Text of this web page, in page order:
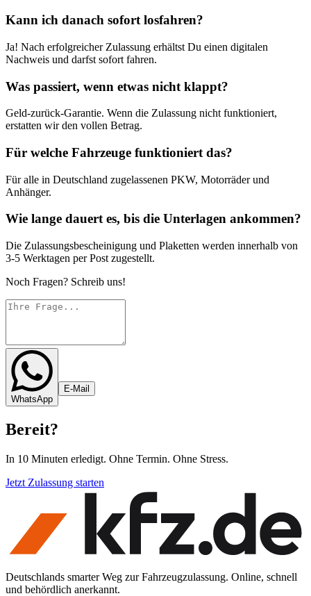
Kann ich danach sofort losfahren?
Ja! Nach erfolgreicher Zulassung erhältst Du einen digitalen
Nachweis und darfst sofort fahren.
Was passiert, wenn etwas nicht klappt?
Geld-zurück-Garantie. Wenn die Zulassung nicht funktioniert,
erstatten wir den vollen Betrag.
Für welche Fahrzeuge funktioniert das?
Für alle in Deutschland zugelassenen PKW, Motorräder und
Anhänger.
Wie lange dauert es, bis die Unterlagen ankommen?
Die Zulassungsbescheinigung und Plaketten werden innerhalb von
3-5 Werktagen per Post zugestellt.
Noch Fragen? Schreib uns!
WhatsApp
E-Mail
Bereit?
In 10 Minuten erledigt. Ohne Termin. Ohne Stress.
Jetzt Zulassung starten
Deutschlands smarter Weg zur Fahrzeugzulassung. Online, schnell
und behördlich anerkannt.